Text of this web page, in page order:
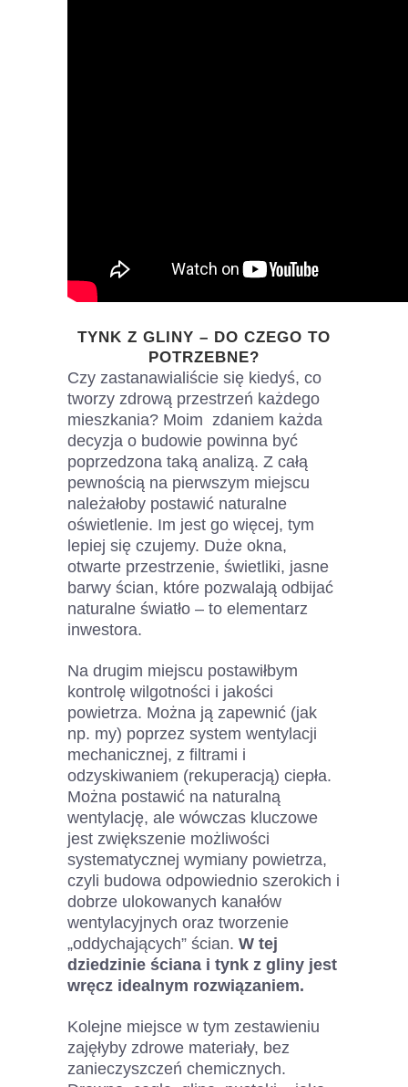
TYNK Z GLINY – DO CZEGO TO
POTRZEBNE?
Czy zastanawialiście się kiedyś, co
tworzy zdrową przestrzeń każdego
mieszkania? Moim zdaniem każda
decyzja o budowie powinna być
poprzedzona taką analizą. Z całą
pewnością na pierwszym miejscu
należałoby postawić naturalne
oświetlenie. Im jest go więcej, tym
lepiej się czujemy. Duże okna,
otwarte przestrzenie, świetliki, jasne
barwy ścian, które pozwalają odbijać
naturalne światło – to elementarz
inwestora.
Na drugim miejscu postawiłbym
kontrolę wilgotności i jakości
powietrza. Można ją zapewnić (jak
np. my) poprzez system wentylacji
mechanicznej, z filtrami i
odzyskiwaniem (rekuperacją) ciepła.
Można postawić na naturalną
wentylację, ale wówczas kluczowe
jest zwiększenie możliwości
systematycznej wymiany powietrza,
czyli budowa odpowiednio szerokich i
dobrze ulokowanych kanałów
wentylacyjnych oraz tworzenie
„oddychających” ścian. W tej
dziedzinie ściana i tynk z gliny jest
wręcz idealnym rozwiązaniem.
Kolejne miejsce w tym zestawieniu
zajęłyby zdrowe materiały, bez
zanieczyszczeń chemicznych.